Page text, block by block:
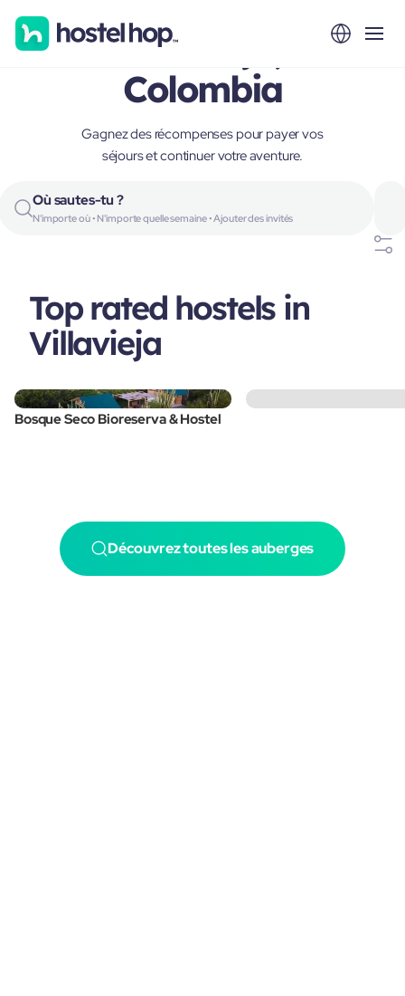
Villavieja,
Colombia
Gagnez des récompenses pour payer vos
séjours et continuer votre aventure.
Où sautes-tu ?
N'importe où • N'importe quelle semaine • Ajouter des invités
Top rated hostels in
Villavieja
Bosque Seco Bioreserva & Hostel
Découvrez toutes les auberges